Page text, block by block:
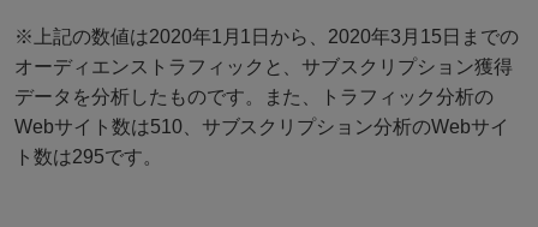
※上記の数値は2020年1月1日から、2020年3月15日までの
オーディエンストラフィックと、サブスクリプション獲得
データを分析したものです。また、トラフィック分析の
Webサイト数は510、サブスクリプション分析のWebサイ
ト数は295です。